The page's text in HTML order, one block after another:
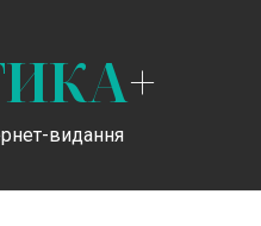
+
видання